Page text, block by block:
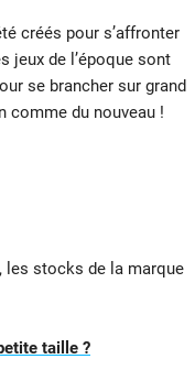
créés pour s’affronter
jeux de l’époque sont
se brancher sur grand
comme du nouveau !
les stocks de la marque
taille ?